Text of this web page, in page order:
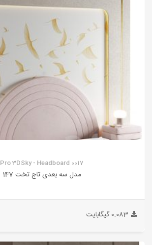
Pro 3DSky - Headboard 0017
مدل سه بعدی تاج تخت 147
0.083 گیگابایت